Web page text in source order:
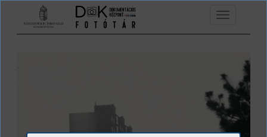
Ugrás a tartalomra
Toggle
navigation